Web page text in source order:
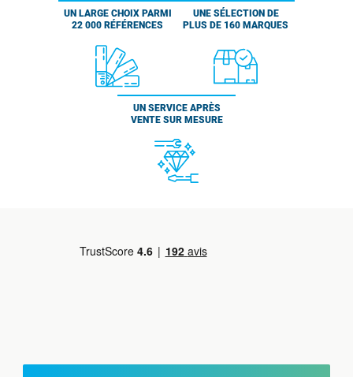
UN LARGE CHOIX PARMI
22 000 RÉFÉRENCES
UNE SÉLECTION DE
PLUS DE 160 MARQUES
UN SERVICE APRÈS
VENTE SUR MESURE